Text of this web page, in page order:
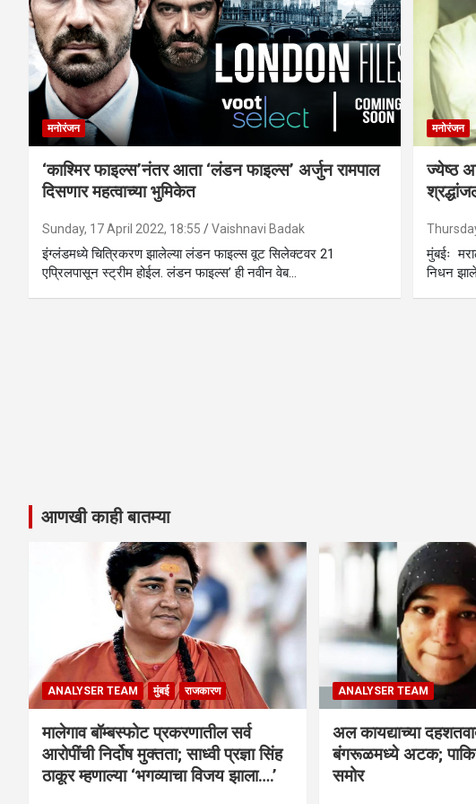
मनोरंजन
‘काश्मिर फाइल्स’नंतर आता ‘लंडन फाइल्स’ अर्जुन रामपाल
दिसणार महत्वाच्या भुमिकेत
Sunday, 17 April 2022, 18:55 Vaishnavi Badak
इंग्लंडमध्ये चित्रिकरण झालेल्या लंडन फाइल्स वूट सिलेक्टवर 21
एप्रिलपासून स्ट्रीम होईल. लंडन फाइल्स’ ही नवीन वेब…
मनोरंजन
ज्येष्ठ
मुंबईः
निधन
आणखी काही बातम्या
ANALYSER TEAM मुंबई राजकारण
मालेगाव बॉम्बस्फोट प्रकरणातील सर्व
आरोपींची निर्दोष मुक्तता; साध्वी प्रज्ञा सिंह
ठाकूर म्हणाल्या ‘भगव्याचा विजय झाला….’
ANALYSER TEAM
अल कायद्याच्या
बंगरूळमध्ये अटक;
समोर